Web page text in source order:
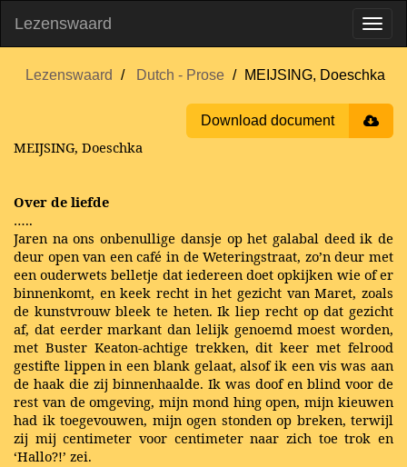
Lezenswaard
Lezenswaard Dutch - Prose MEIJSING, Doeschka
Download document
MEIJSING, Doeschka
Over de liefde
…..
Jaren na ons onbenullige dansje op het galabal deed ik de
deur open van een café in de Weteringstraat, zo’n deur met
een ouderwets belletje dat iedereen doet opkijken wie of er
binnenkomt, en keek recht in het gezicht van Maret, zoals
de kunstvrouw bleek te heten. Ik liep recht op dat gezicht
af, dat eerder markant dan lelijk genoemd moest worden,
met Buster Keaton-achtige trekken, dit keer met felrood
gestifte lippen in een blank gelaat, alsof ik een vis was aan
de haak die zij binnenhaalde. Ik was doof en blind voor de
rest van de omgeving, mijn mond hing open, mijn kieuwen
had ik toegevouwen, mijn ogen stonden op breken, terwijl
zij mij centimeter voor centimeter naar zich toe trok en
‘Hallo?!’ zei.